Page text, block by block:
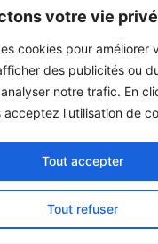
votre vie
cookies pour améliorer
des publicités ou
notre trafic. En
l'utilisation de
Tout refuser
Tout accepter